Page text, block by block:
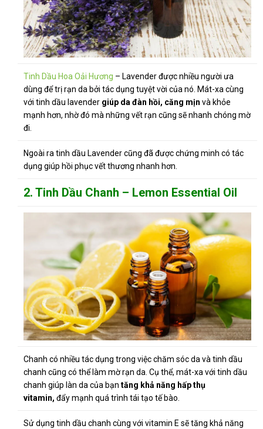
Tinh Dầu Hoa Oải Hương – Lavender được nhiều người ưa
dùng để trị rạn da bởi tác dụng tuyệt vời của nó. Mát-xa cùng
với tinh dầu lavender giúp da đàn hồi, căng mịn và khỏe
mạnh hơn, nhờ đó mà những vết rạn cũng sẽ nhanh chóng mờ
đi.
Ngoài ra tinh dầu Lavender cũng đã được chứng minh có tác
dụng giúp hồi phục vết thương nhanh hơn.
2. Tinh Dầu Chanh – Lemon Essential Oil
Chanh có nhiều tác dụng trong việc chăm sóc da và tinh dầu
chanh cũng có thể làm mờ rạn da. Cụ thể, mát-xa với tinh dầu
chanh giúp làn da của bạn tăng khả năng hấp thụ
vitamin, đẩy mạnh quá trình tái tạo tế bào.
Sử dụng tinh dầu chanh cùng với vitamin E sẽ tăng khả năng